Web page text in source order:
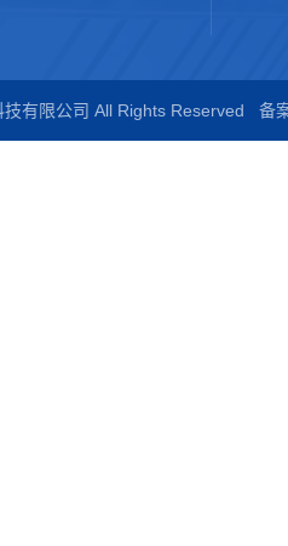
有限公司 All Rights Reserved 备